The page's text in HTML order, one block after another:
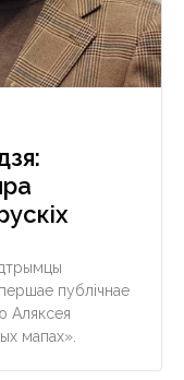
публічнае
Аляксея
мапах».